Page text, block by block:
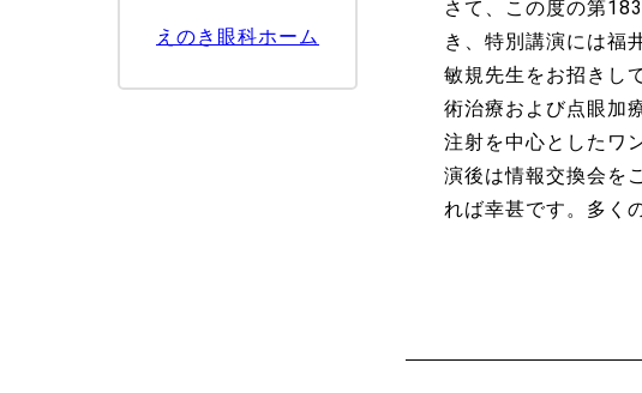
えのき眼科ホーム
さて、この度の第
き、特別講演には福
敏規先生をお招きし
術治療および点眼加
注射を中心としたワ
演後は情報交換会を
れば幸甚です。多く